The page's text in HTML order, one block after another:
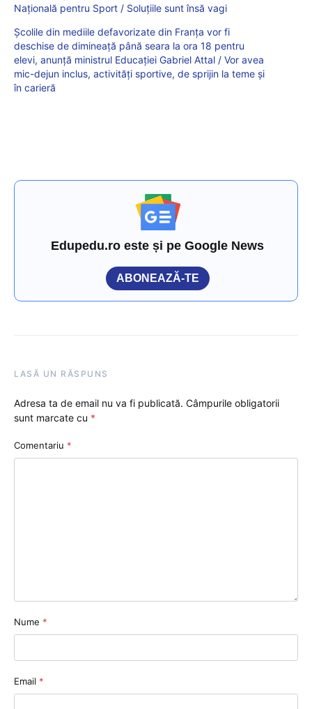
Națională pentru Sport / Soluțiile sunt însă vagi
Școlile din mediile defavorizate din Franța vor fi
deschise de dimineață până seara la ora 18 pentru
elevi, anunță ministrul Educației Gabriel Attal / Vor avea
mic-dejun inclus, activități sportive, de sprijin la teme și
în carieră
Edupedu.ro este și pe Google News
ABONEAZĂ-TE
LASĂ UN RĂSPUNS
Adresa ta de email nu va fi publicată. Câmpurile obligatorii
sunt marcate cu *
Comentariu *
Nume *
Email *